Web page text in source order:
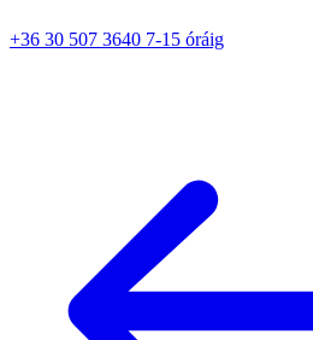
+36 30 507 3640 7-15 óráig